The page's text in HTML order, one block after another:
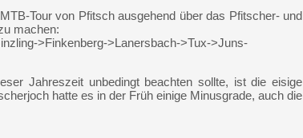
Tour von Pfitsch ausgehend über das Pfitscher- und
machen:
>Finkenberg->Lanersbach->Tux->Juns-
Jahreszeit unbedingt beachten sollte, ist die eisige
hatte es in der Früh einige Minusgrade, auch die